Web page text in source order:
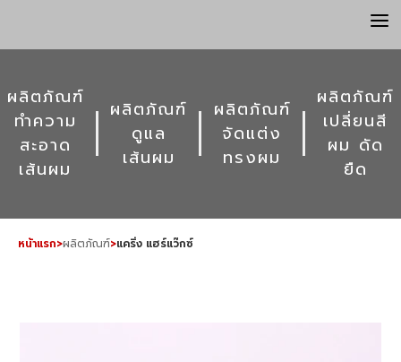
a
ผลิตภัณฑ์
ทำความ
สะอาด
เส้นผม
ผลิตภัณฑ์
ดูแล
เส้นผม
ผลิตภัณฑ์
จัดแต่ง
ทรงผม
ผลิตภัณฑ์
เปลี่ยนสี
ผม ดัด
ยืด
หน้าแรก>ผลิตภัณฑ์>แคริ่ง แฮร์แว๊กซ์